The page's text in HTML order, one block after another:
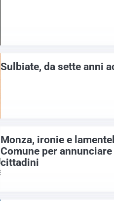
Sulbiate, da sette anni
Monza, ironie e
Comune per
cittadini